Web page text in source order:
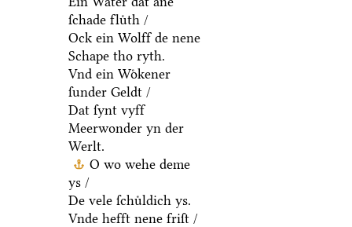
ſchade fluͤth /
Ock ein Wolff de nene
Schape tho ryth.
Vnd ein Woͤkener
ſunder Geldt /
Dat ſynt vyff
Meerwonder yn der
Werlt.
O wo wehe deme
ys /
De vele ſchuͤldich ys.
Vnde hefft nene friſt /